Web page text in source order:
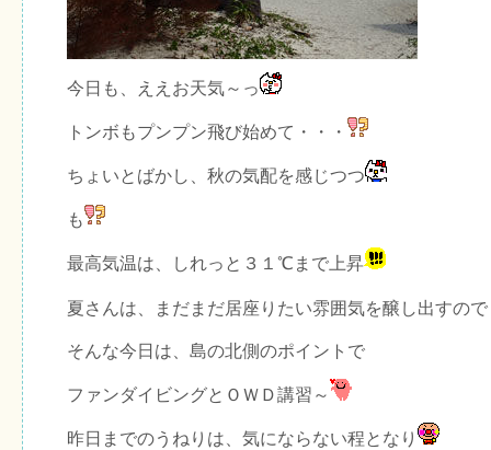
今日も、ええお天気～っ
トンボもプンプン飛び始めて・・・
ちょいとばかし、秋の気配を感じつつ
も
最高気温は、しれっと３１℃まで上昇
夏さんは、まだまだ居座りたい雰囲気を醸し出すの
そんな今日は、島の北側のポイントで
ファンダイビングとＯＷＤ講習～
昨日までのうねりは、気にならない程となり